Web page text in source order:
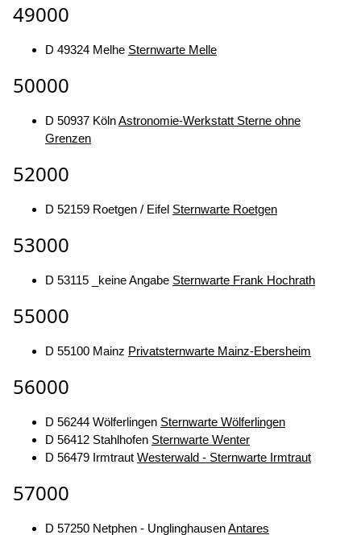
49000
D 49324 Melhe Sternwarte Melle
50000
D 50937 KölnAstronomie-Werkstatt Sterne ohne
Grenzen
52000
D 52159 Roetgen / Eifel Sternwarte Roetgen
53000
D 53115 _keine Angabe Sternwarte Frank Hochrath
55000
D 55100 Mainz Privatsternwarte Mainz-Ebersheim
56000
D 56244 Wölferlingen Sternwarte Wölferlingen
D 56412 Stahlhofen Sternwarte Wenter
D 56479 Irmtraut Westerwald - Sternwarte Irmtraut
57000
D 57250 Netphen - UnglinghausenAntares